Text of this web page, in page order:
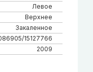
Левое
Верхнее
Закаленное
15127766
2009